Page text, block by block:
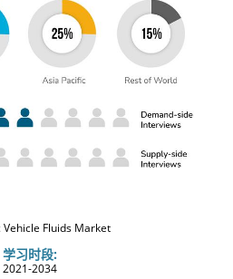
学习时段:
2021-2034